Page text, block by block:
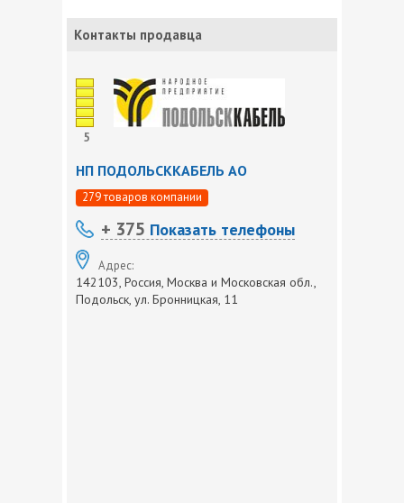
Контакты продавца
5
НП ПОДОЛЬСККАБЕЛЬ АО
279 товаров компании
+ 375 Показать телефоны
Адрес:
142103, Россия, Москва и Московская обл.,
Подольск, ул. Бронницкая, 11